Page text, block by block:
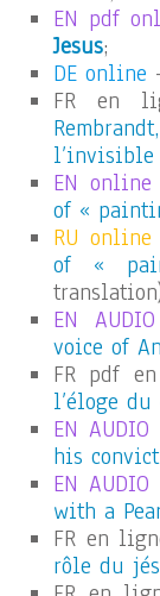
EN pdf
Jesus;
DE online
FR en
l’invisible
EN online
of «
RU online
of «
EN
voice of
FR pdf
l’éloge
EN AUDIO
his
EN AUDIO
with a
FR en
rôle du